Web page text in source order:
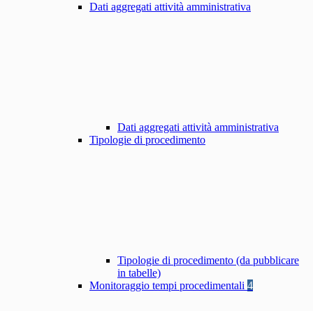
Dati aggregati attività amministrativa
Dati aggregati attività amministrativa
Tipologie di procedimento
Tipologie di procedimento (da pubblicare
in tabelle)
Monitoraggio tempi procedimentali 4